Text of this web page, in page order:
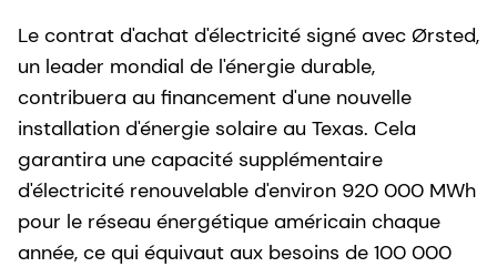
Le contrat d'achat d'électricité signé avec Ørsted,
un leader mondial de l'énergie durable,
contribuera au financement d'une nouvelle
installation d'énergie solaire au Texas. Cela
garantira une capacité supplémentaire
d'électricité renouvelable d'environ 920 000 MWh
pour le réseau énergétique américain chaque
année, ce qui équivaut aux besoins de 100 000